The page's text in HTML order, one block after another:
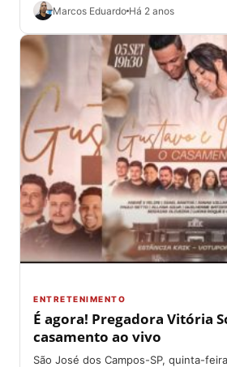
Marcos Eduardo Há 2 anos
ENTRETENIMENTO
É agora! Pregadora Vitória
casamento ao vivo
São José dos Campos-SP, quinta-